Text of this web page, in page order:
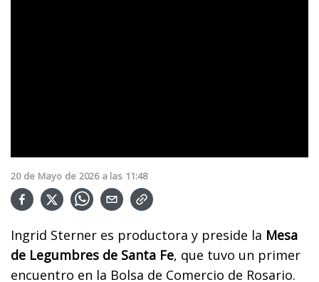
20 de Mayo de 2026 a las 11:48
Ingrid Sterner es productora y preside la Mesa
de Legumbres de Santa Fe, que tuvo un primer
encuentro en la Bolsa de Comercio de Rosario.